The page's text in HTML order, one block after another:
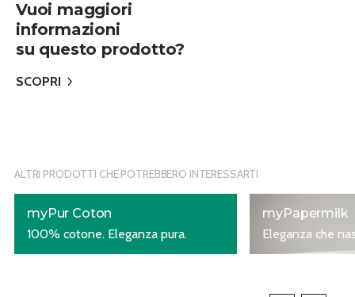
Vuoi maggiori
informazioni
su questo prodotto?
SCOPRI
ALTRI PRODOTTI CHE POTREBBERO INTERESSARTI
myPur Coton
100% cotone. Eleganza pura.
myPapermilk
Eleganza che